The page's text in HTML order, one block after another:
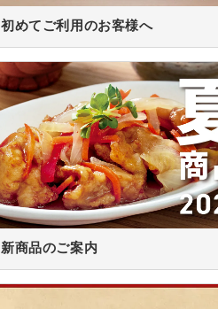
初めてご利用のお客様へ
新商品のご案内